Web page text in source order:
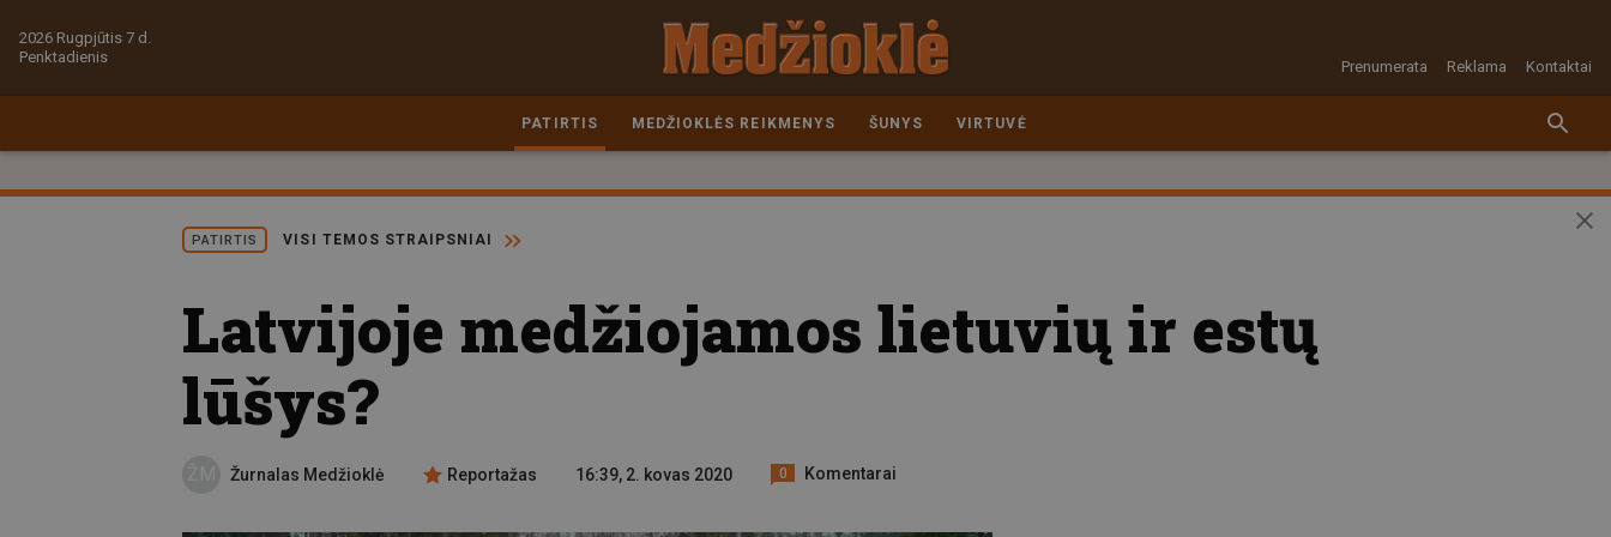
2026 Rugpjūtis 7 d.
Penktadienis
Prenumerata Reklama Kontaktai
PATIRTIS MEDŽIOKLĖS REIKMENYS ŠUNYS VIRTUVĖ
PATIRTIS VISI TEMOS STRAIPSNIAI
Latvijoje medžiojamos lietuvių ir estų
lūšys?
Žurnalas Medžioklė Reportažas 16:39, 2. kovas 2020 0 Komentarai